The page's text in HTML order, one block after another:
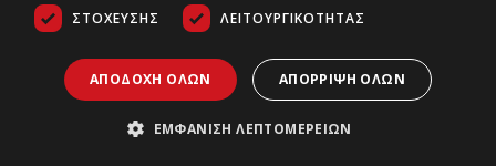
ΣΤΌΧΕΥΣΗΣ ΛΕΙΤΟΥΡΓΙΚΌΤΗΤΑΣ
ΑΠΟΔΟΧΉ ΌΛΩΝ ΑΠΌΡΡΙΨΗ ΌΛΩΝ
ΕΜΦΆΝΙΣΗ ΛΕΠΤΟΜΕΡΕΙΏΝ